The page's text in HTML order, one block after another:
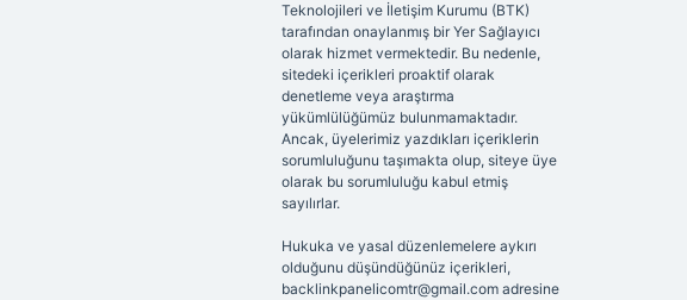
Teknolojileri ve İletişim Kurumu (BTK)
tarafından onaylanmış bir Yer Sağlayıcı
olarak hizmet vermektedir. Bu nedenle,
sitedeki içerikleri proaktif olarak
denetleme veya araştırma
yükümlülüğümüz bulunmamaktadır.
Ancak, üyelerimiz yazdıkları içeriklerin
sorumluluğunu taşımakta olup, siteye üye
olarak bu sorumluluğu kabul etmiş
sayılırlar.
Hukuka ve yasal düzenlemelere aykırı
olduğunu düşündüğünüz içerikleri,
backlinkpanelicomtr@gmail.comadresine